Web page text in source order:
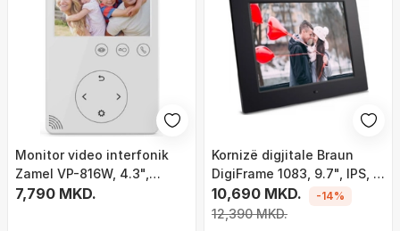
Monitor video interfonik
Zamel VP-816W, 4.3",
montim muror, i bardhë
7,790 MKD.
Kornizë digjitale Braun
DigiFrame 1083, 9.7", IPS, e
zezë
10,690 MKD.
12,390 MKD.
-14%